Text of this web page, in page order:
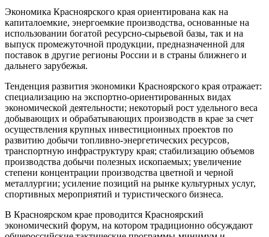
Экономика Красноярского края ориентирована как на
капиталоемкие, энергоемкие производства, основанные на
использовании богатой ресурсно-сырьевой базы, так и на
выпуск промежуточной продукции, предназначенной для
поставок в другие регионы России и в страны ближнего и
дальнего зарубежья.
Тенденция развития экономики Красноярского края отражает:
специализацию на экспортно-ориентированных видах
экономической деятельности; некоторый рост удельного веса
добывающих и обрабатывающих производств в крае за счет
осуществления крупных инвестиционных проектов по
развитию добычи топливно-энергетических ресурсов,
транспортную инфраструктуру края; стабилизацию объемов
производства добычи полезных ископаемых; увеличение
степени концентрации производства цветной и черной
металлургии; усиление позиций на рынке культурных услуг,
спортивных мероприятий и туристического бизнеса.
В Красноярском крае проводится Красноярский
экономический форум, на котором традиционно обсуждают